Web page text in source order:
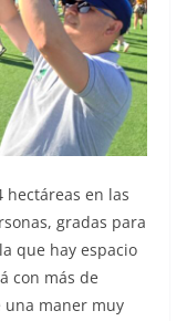
hectáreas en las
gradas para
que hay espacio
con más de
maner muy